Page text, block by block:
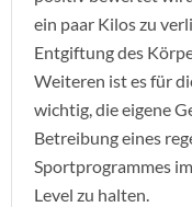
ein paar Kilos zu
Entgiftung des
Weiteren ist es für
wichtig, die eigene
Betreibung eines
Sportprogrammes
Level zu halten.